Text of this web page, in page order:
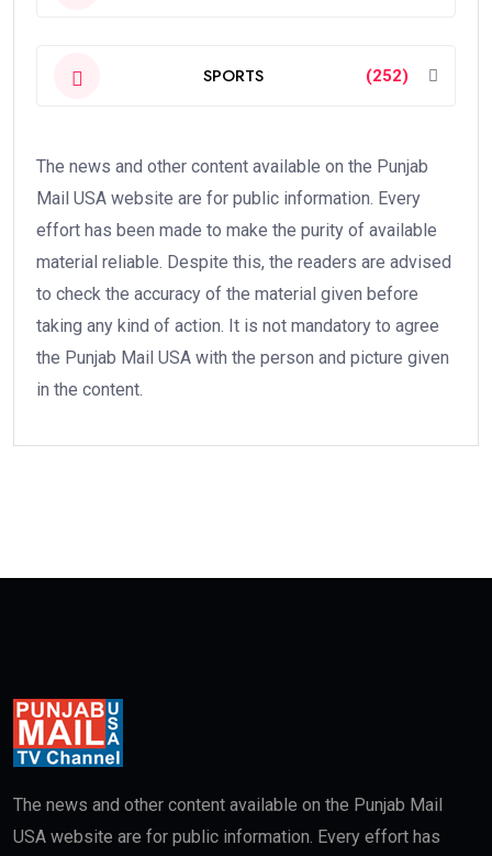
SPORTS (252)
The news and other content available on the Punjab
Mail USA website are for public information. Every
effort has been made to make the purity of available
material reliable. Despite this, the readers are advised
to check the accuracy of the material given before
taking any kind of action. It is not mandatory to agree
the Punjab Mail USA with the person and picture given
in the content.
The news and other content available on the Punjab Mail
USA website are for public information. Every effort has